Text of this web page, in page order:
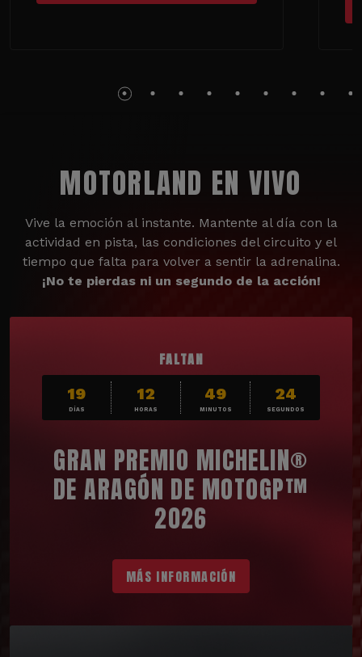
MOTORLAND EN VIVO
Vive la emoción al instante. Mantente al día con la
actividad en pista, las condiciones del circuito y el
tiempo que falta para volver a sentir la adrenalina.
¡No te pierdas ni un segundo de la acción!
FALTAN
19
DÍAS
12
HORAS
49
MINUTOS
23
SEGUNDOS
GRAN PREMIO MICHELIN®
DE ARAGÓN DE MOTOGP™
2026
MÁS INFORMACIÓN